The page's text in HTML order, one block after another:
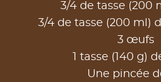
3/4 de tasse (200
3/4 de tasse (200 ml)
3 œufs
1 tasse (140 g)
Une pincée